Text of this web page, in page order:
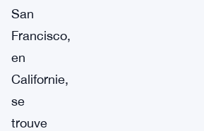
San
Francisco,
en
Californie,
se
trouve